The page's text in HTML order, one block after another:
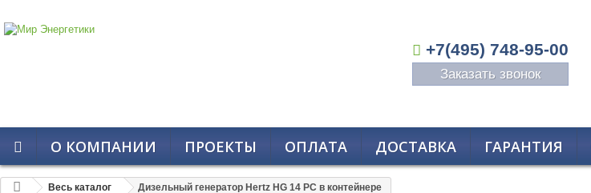
+7(495) 748-95-00
Заказать звонок
О КОМПАНИИ ПРОЕКТЫ ОПЛАТА ДОСТАВКА ГАРАНТИЯ
Весь каталог Дизельный генератор Hertz HG 14 PC в контейнере